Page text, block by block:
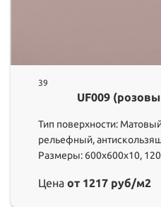
39
UF009
Тип поверхности:
рельефный,
Размеры: 600х600х10,
Цена от 1217 руб/м2